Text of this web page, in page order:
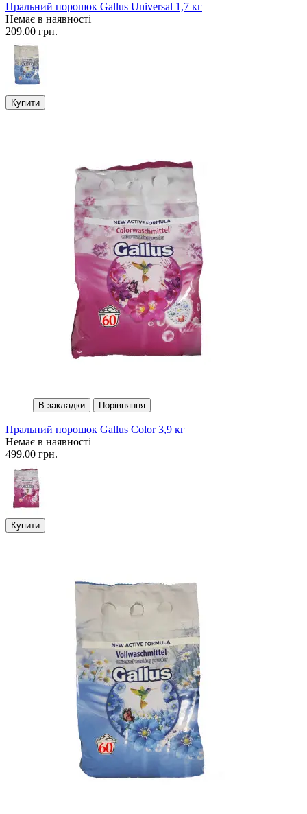
Пральний порошок Gallus Universal 1,7 кг
Немає в наявності
209.00 грн.
Купити
В закладки Порівняння
Пральний порошок Gallus Color 3,9 кг
Немає в наявності
499.00 грн.
Купити